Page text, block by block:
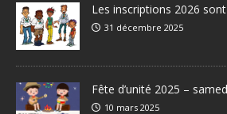
Les inscriptions 2026
31 décembre 2025
Fête d’unité 2025 –
10 mars 2025